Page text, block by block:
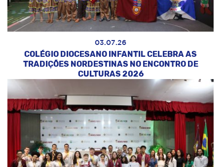
03.07.26
COLÉGIO DIOCESANO INFANTIL CELEBRA AS
TRADIÇÕES NORDESTINAS NO ENCONTRO DE
CULTURAS 2026